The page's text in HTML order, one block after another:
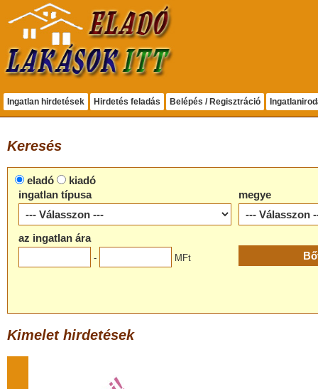
Ingatlan hirdetések Hirdetés feladás Belépés / Regisztráció
Keresés
eladó
kiadó
ingatlan típusa
megye
az ingatlan ára
- MFt
Kimelet hirdetések